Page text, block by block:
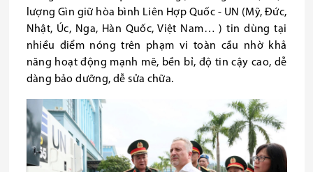
lượng Gìn giữ hòa bình Liên Hợp Quốc - UN (Mỹ, Đức,
Nhật, Úc, Nga, Hàn Quốc, Việt Nam… ) tin dùng tại
nhiều điểm nóng trên phạm vi toàn cầu nhờ khả
năng hoạt động mạnh mẽ, bền bỉ, độ tin cậy cao, dễ
dàng bảo dưỡng, dễ sửa chữa.